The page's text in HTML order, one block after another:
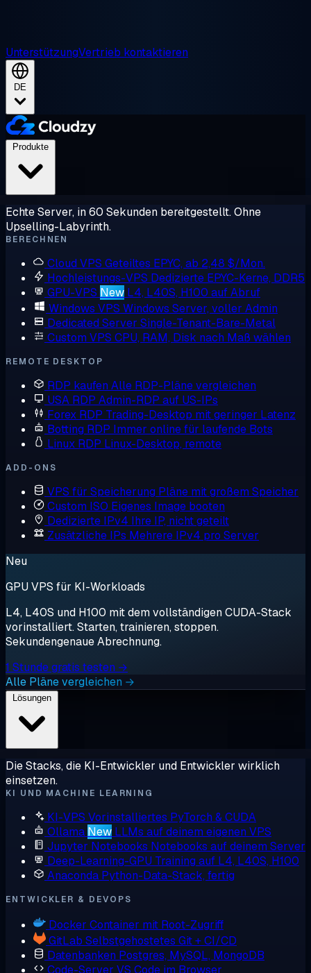
UnterstützungVertrieb kontaktieren
DE
Echte Server, in 60 Sekunden bereitgestellt. Ohne
Upselling-Labyrinth.
BERECHNEN
Cloud VPS Geteiltes EPYC, ab 2,48 $/Mon.
Hochleistungs-VPS Dedizierte EPYC-Kerne, DDR5
GPU-VPS New L4, L40S, H100 auf Abruf
Windows VPS Windows Server, voller Admin
Dedicated Server Single-Tenant-Bare-Metal
Custom VPS CPU, RAM, Disk nach Maß wählen
REMOTE DESKTOP
RDP kaufen Alle RDP-Pläne vergleichen
USA RDP Admin-RDP auf US-IPs
Forex RDP Trading-Desktop mit geringer Latenz
Botting RDP Immer online für laufende Bots
Linux RDP Linux-Desktop, remote
ADD-ONS
VPS für Speicherung Pläne mit großem Speicher
Custom ISO Eigenes Image booten
Dedizierte IPv4 Ihre IP, nicht geteilt
Zusätzliche IPs Mehrere IPv4 pro Server
Neu
GPU VPS für KI-Workloads
L4, L40S und H100 mit dem vollständigen CUDA-Stack
vorinstalliert. Starten, trainieren, stoppen.
Sekundengenaue Abrechnung.
1 Stunde gratis testen →
Alle Pläne vergleichen →
Die Stacks, die KI-Entwickler und Entwickler wirklich
einsetzen.
KI UND MACHINE LEARNING
KI-VPS Vorinstalliertes PyTorch & CUDA
Ollama New LLMs auf deinem eigenen VPS
Jupyter Notebooks Notebooks auf deinem Server
Deep-Learning-GPU Training auf L4, L40S, H100
Anaconda Python-Data-Stack, fertig
ENTWICKLER & DEVOPS
Docker Container mit Root-Zugriff
GitLab Selbstgehostetes Git + CI/CD
Datenbanken Postgres, MySQL, MongoDB
Code-Server VS Code im Browser